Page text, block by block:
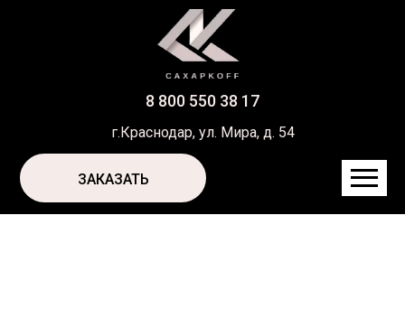
8 800 550 38 17
г.Краснодар, ул. Мира, д. 54
ЗАКАЗАТЬ